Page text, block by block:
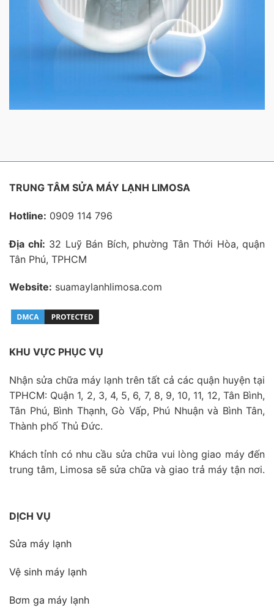
TRUNG TÂM SỬA MÁY LẠNH LIMOSA
Hotline: 0909 114 796
Địa chỉ: 32 Luỹ Bán Bích, phường Tân Thới Hòa, quận
Tân Phú, TPHCM
Website: suamaylanhlimosa.com
KHU VỰC PHỤC VỤ
Nhận sửa chữa máy lạnh trên tất cả các quận huyện tại
TPHCM: Quận 1, 2, 3, 4, 5, 6, 7, 8, 9, 10, 11, 12, Tân Bình,
Tân Phú, Bình Thạnh, Gò Vấp, Phú Nhuận và Bình Tân,
Thành phố Thủ Đức.
Khách tỉnh có nhu cầu sửa chữa vui lòng giao máy đến
trung tâm, Limosa sẽ sửa chữa và giao trả máy tận nơi.
DỊCH VỤ
Sửa máy lạnh
Vệ sinh máy lạnh
Bơm ga máy lạnh